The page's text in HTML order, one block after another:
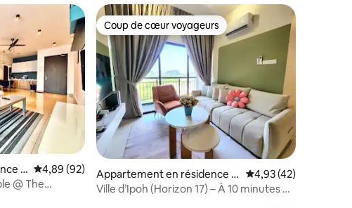
3 commentaires : 5 sur 5
⋅
Évaluation moyenne sur la base de 92 commentaires : 4,89 sur 5
4,89 (92)
@ The
Coup de cœur voyageurs
Coup de cœur voyageurs
Appartement en résidence ⋅ I
poh
Évaluation moyenne
4,93 (42)
Ville d’Ipoh (Horizon 17) – À 10 minutes de